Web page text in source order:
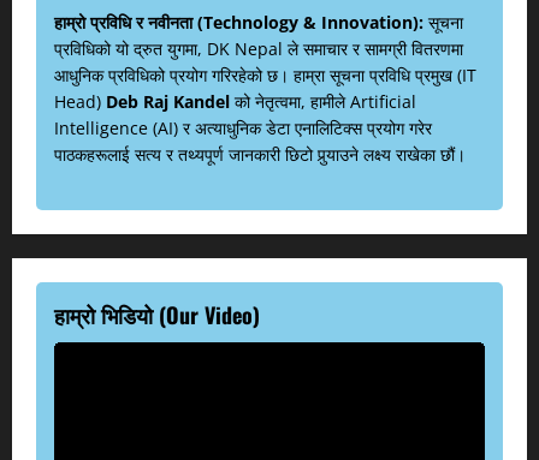
हाम्रो प्रविधि र नवीनता (Technology & Innovation): सूचना
प्रविधिको यो द्रुत युगमा, DK Nepal ले समाचार र सामग्री वितरणमा
आधुनिक प्रविधिको प्रयोग गरिरहेको छ। हाम्रा सूचना प्रविधि प्रमुख (IT
Head) Deb Raj Kandel को नेतृत्वमा, हामीले Artificial
Intelligence (AI) र अत्याधुनिक डेटा एनालिटिक्स प्रयोग गरेर
पाठकहरूलाई सत्य र तथ्यपूर्ण जानकारी छिटो पुर्‍याउने लक्ष्य राखेका छौं।
हाम्रो भिडियो (Our Video)